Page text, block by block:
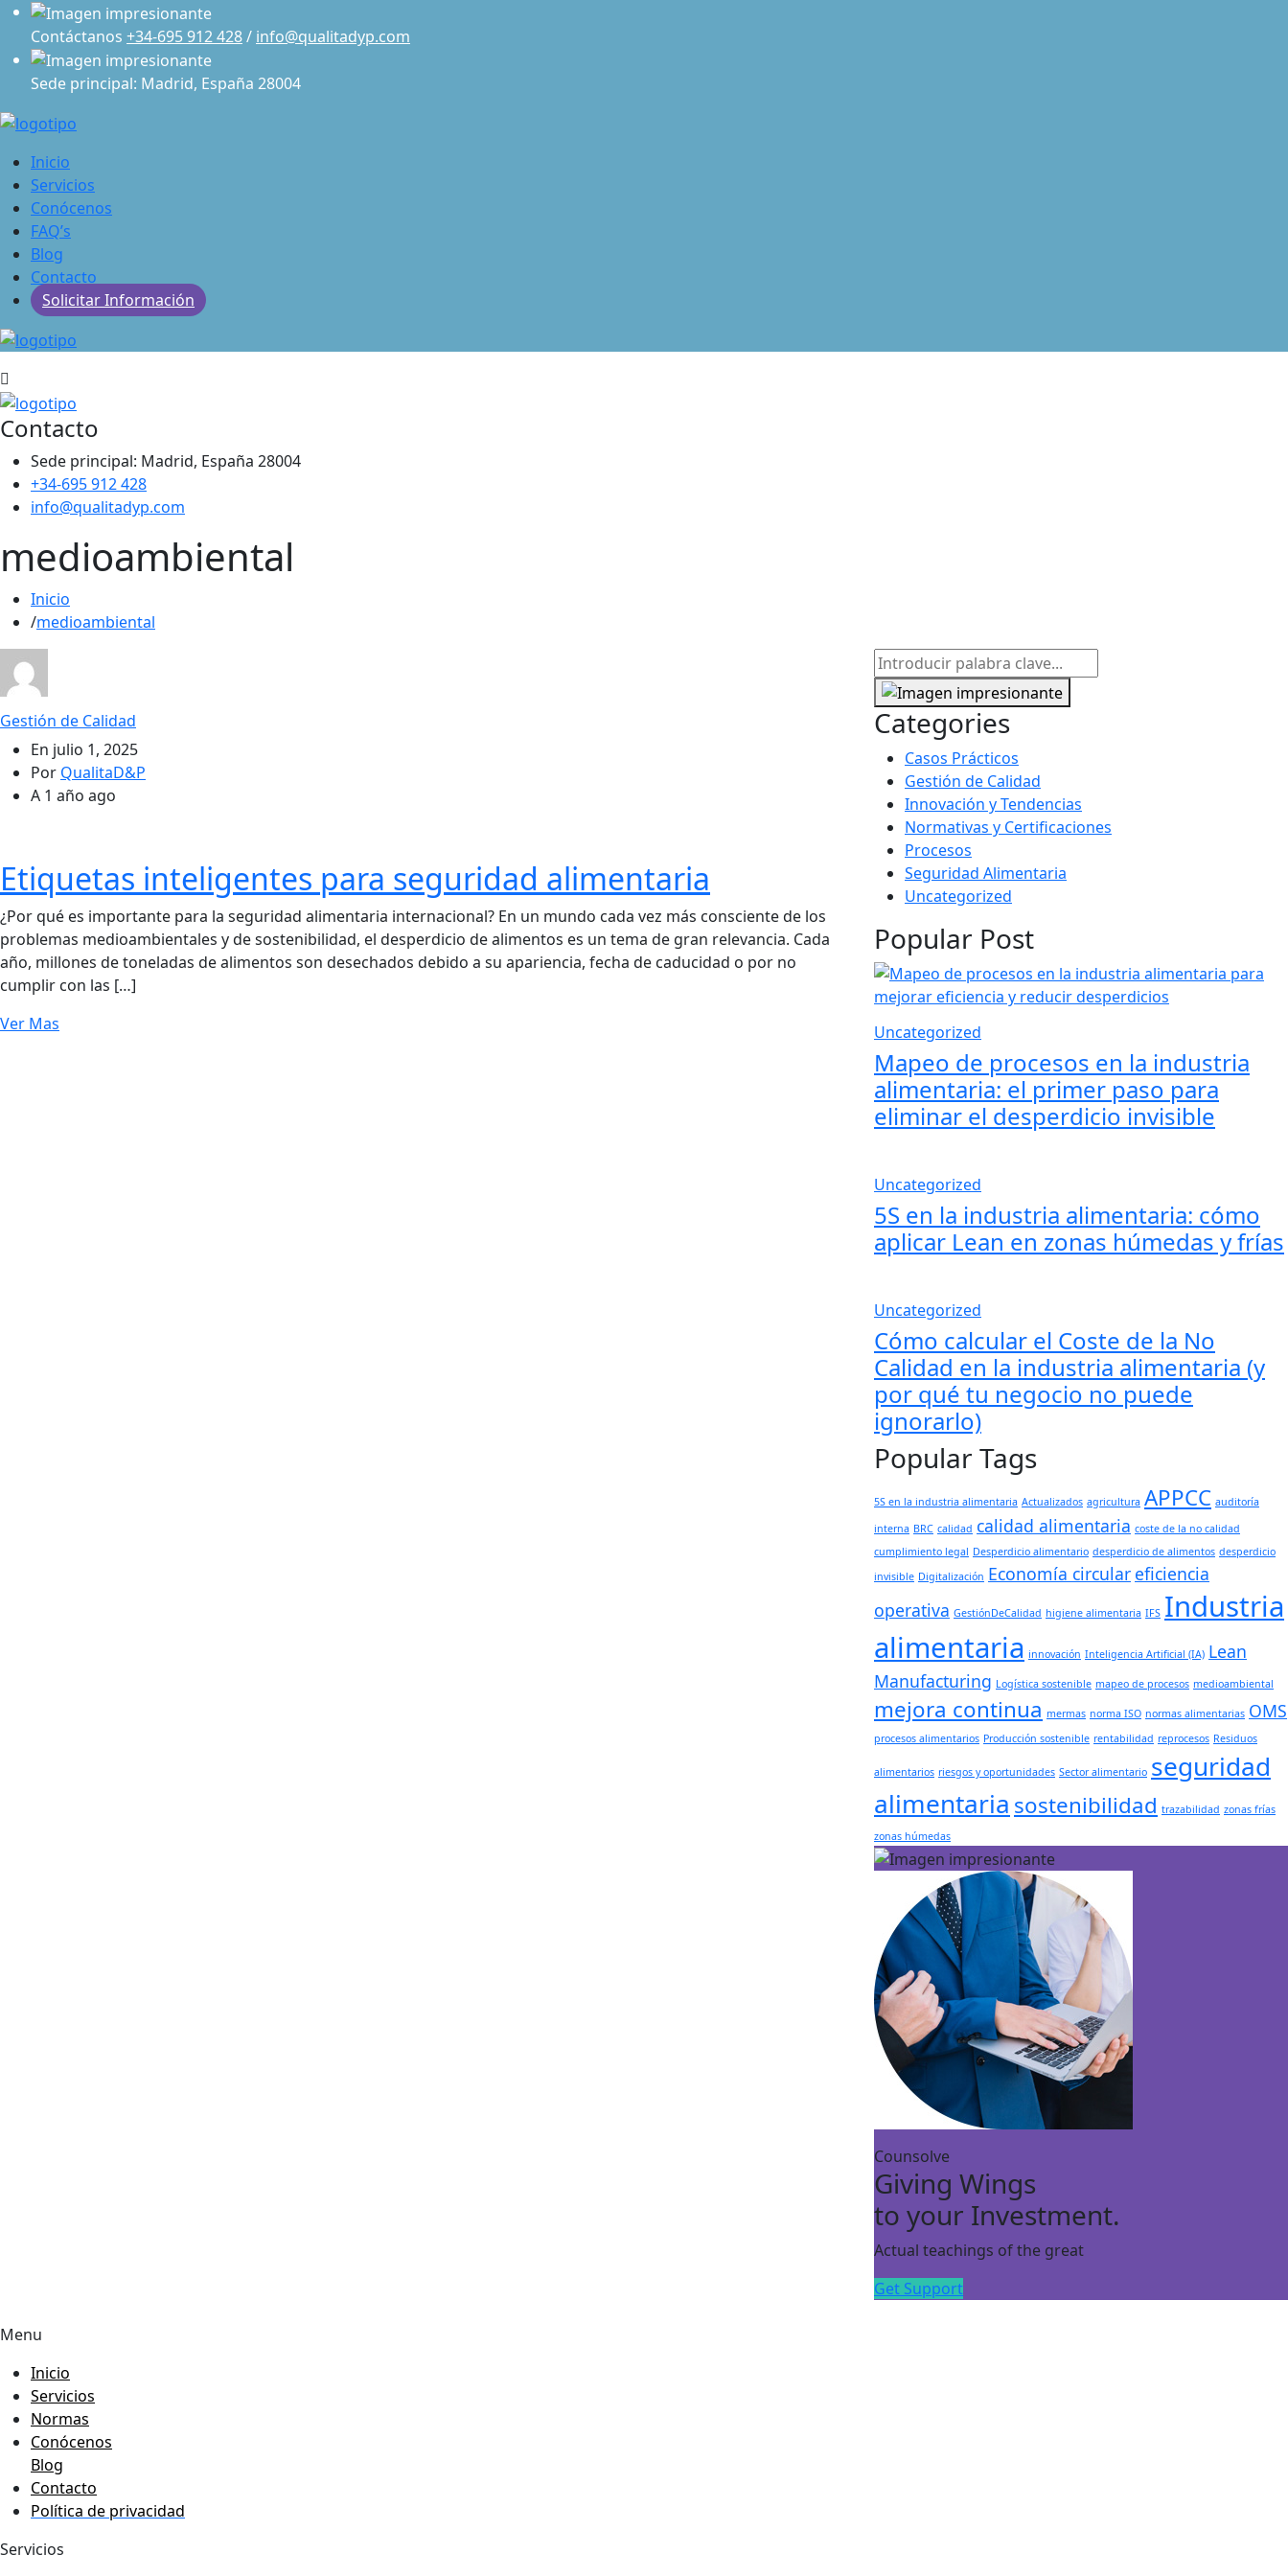
Contáctanos +34-695 912 428/ info@qualitadyp.com
Sede principal: Madrid, España 28004
Inicio
Servicios
Conócenos
FAQ’s
Blog
Contacto
Solicitar Información
Contacto
Sede principal: Madrid, España 28004
+34-695 912 428
info@qualitadyp.com
medioambiental
Inicio
medioambiental
Gestión de Calidad
En julio 1, 2025
Por QualitaD&P
A 1 año ago
Etiquetas inteligentes para seguridad alimentaria
¿Por qué es importante para la seguridad alimentaria internacional? En un mundo cada vez más consciente de los
problemas medioambientales y de sostenibilidad, el desperdicio de alimentos es un tema de gran relevancia. Cada
año, millones de toneladas de alimentos son desechados debido a su apariencia, fecha de caducidad o por no
cumplir con las […]
Ver Mas
Categories
Casos Prácticos
Gestión de Calidad
Innovación y Tendencias
Normativas y Certificaciones
Procesos
Seguridad Alimentaria
Uncategorized
Popular Post
Uncategorized
Mapeo de procesos en la industria
alimentaria: el primer paso para
eliminar el desperdicio invisible
Uncategorized
5S en la industria alimentaria: cómo
aplicar Lean en zonas húmedas y frías
Uncategorized
Cómo calcular el Coste de la No
Calidad en la industria alimentaria (y
por qué tu negocio no puede
ignorarlo)
Popular Tags
5S en la industria alimentaria Actualizados agricultura APPCC auditoría
interna BRC calidad calidad alimentaria coste de la no calidad
cumplimiento legal Desperdicio alimentario desperdicio de alimentos desperdicio
invisible Digitalización Economía circular eficiencia
operativa GestiónDeCalidad higiene alimentaria IFS Industria
alimentaria innovación Inteligencia Artificial (IA) Lean
Manufacturing Logística sostenible mapeo de procesos medioambiental
mejora continua mermas norma ISO normas alimentarias OMS
procesos alimentarios Producción sostenible rentabilidad reprocesos Residuos
alimentarios riesgos y oportunidades Sector alimentario seguridad
alimentaria sostenibilidad trazabilidad zonas frías
zonas húmedas
Counsolve
Giving Wings
to your Investment.
Actual teachings of the great
Get Support
Menu
Inicio
Servicios
Normas
Conócenos
Blog
Contacto
Política de privacidad
Servicios